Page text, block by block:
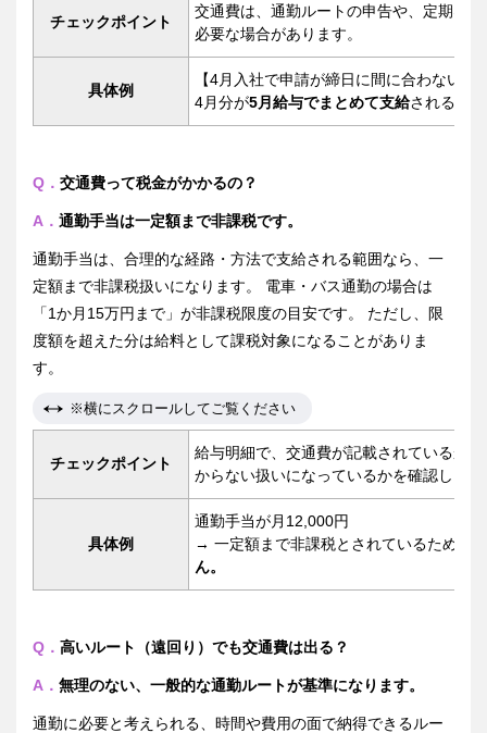
チェックポイント
交通費は、通勤ルートの申告や、定期券
必要な場合があります。
具体例
【4月入社で申請が締日に間に合わない場
4月分が5月給与でまとめて支給されるこ
Q． 交通費って税金がかかるの？
A． 通勤手当は一定額まで非課税です。
通勤手当は、合理的な経路・方法で支給される範囲なら、一
定額まで非課税扱いになります。 電車・バス通勤の場合は
「1か月15万円まで」が非課税限度の目安です。 ただし、限
度額を超えた分は給料として課税対象になることがありま
す。
※横にスクロールしてご覧ください
チェックポイント
給与明細で、交通費が記載されているか
からない扱いになっているかを確認しま
具体例
通勤手当が月12,000円
→ 一定額まで非課税とされているため、
ん。
Q． 高いルート（遠回り）でも交通費は出る？
A． 無理のない、一般的な通勤ルートが基準になります。
通勤に必要と考えられる、時間や費用の面で納得できるルー